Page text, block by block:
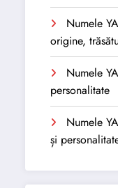
Numele
origine,
Numele
personalitate
Numele
și